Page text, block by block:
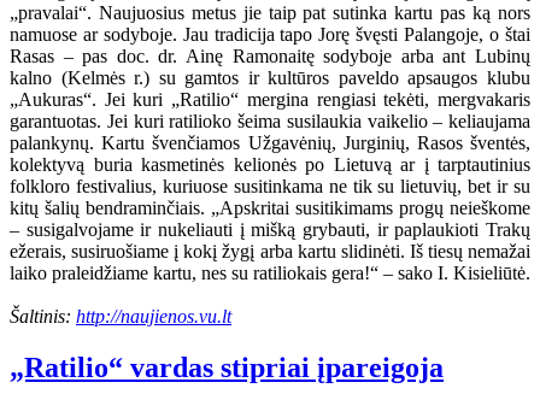
„pravalai“. Naujuosius metus jie taip pat sutinka kartu pas ką nors
namuose ar sodyboje. Jau tradicija tapo Jorę švęsti Palangoje, o štai
Rasas – pas doc. dr. Ainę Ramonaitę sodyboje arba ant Lubinų
kalno (Kelmės r.) su gamtos ir kultūros paveldo apsaugos klubu
„Aukuras“. Jei kuri „Ratilio“ mergina rengiasi tekėti, mergvakaris
garantuotas. Jei kuri ratilioko šeima susilaukia vaikelio – keliaujama
palankynų. Kartu švenčiamos Užgavėnių, Jurginių, Rasos šventės,
kolektyvą buria kasmetinės kelionės po Lietuvą ar į tarptautinius
folkloro festivalius, kuriuose susitinkama ne tik su lietuvių, bet ir su
kitų šalių bendraminčiais. „Apskritai susitikimams progų neieškome
– susigalvojame ir nukeliauti į mišką grybauti, ir paplaukioti Trakų
ežerais, susiruošiame į kokį žygį arba kartu slidinėti. Iš tiesų nemažai
laiko praleidžiame kartu, nes su ratiliokais gera!“ – sako I. Kisieliūtė.
Šaltinis: http://naujienos.vu.lt
„Ratilio“ vardas stipriai įpareigoja